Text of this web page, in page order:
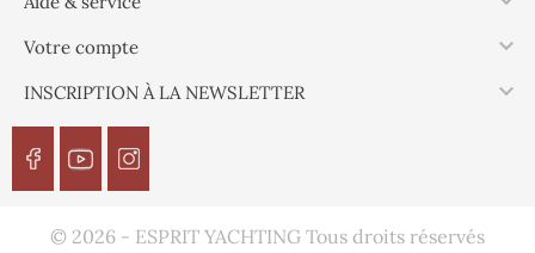
Votre compte 
INSCRIPTION À LA NEWSLETTER 
© 2026 - ESPRIT YACHTING Tous droits réservés